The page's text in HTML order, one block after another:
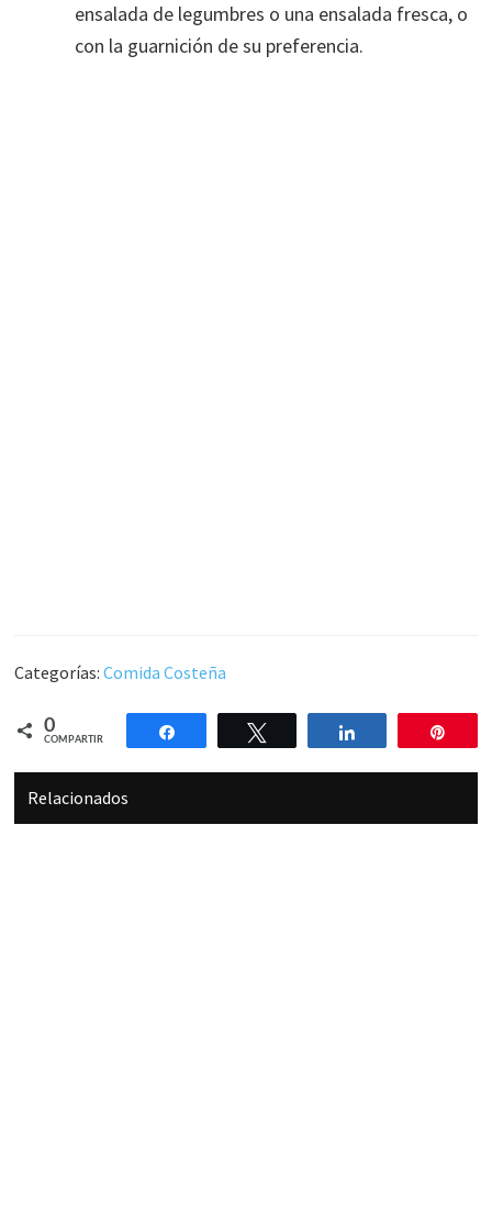
ensalada de legumbres o una ensalada fresca, o
con la guarnición de su preferencia.
Categorías:Comida Costeña
0
COMPARTIR
Compartir Compartir
Relacionados